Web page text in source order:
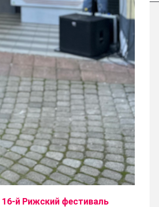
16-й Рижский фестиваль